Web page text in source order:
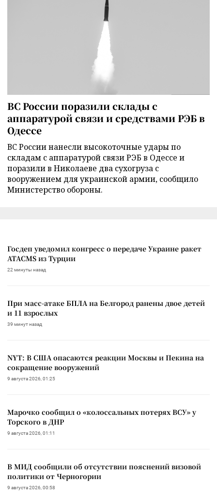
ВС России поразили склады с
аппаратурой связи и средствами РЭБ в
Одессе
ВС России нанесли высокоточные удары по
складам с аппаратурой связи РЭБ в Одессе и
поразили в Николаеве два сухогруза с
вооружением для украинской армии, сообщило
Министерство обороны.
Госдеп уведомил конгресс о передаче Украине ракет
ATACMS из Турции
22 минуты назад
При масс-атаке БПЛА на Белгород ранены двое детей
и 11 взрослых
39 минут назад
NYT: В США опасаются реакции Москвы и Пекина на
сокращение вооружений
9 августа 2026, 01:25
Марочко сообщил о «колоссальных потерях ВСУ» у
Торского в ДНР
9 августа 2026, 01:11
В МИД сообщили об отсутствии пояснений визовой
политики от Черногории
9 августа 2026, 00:58